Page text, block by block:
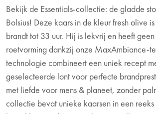
Bekijk de Essentials-collectie: de gladde
Bolsius! Deze kaars in de kleur fresh olive
brandt tot 33 uur. Hij is lekvrij en heeft
roetvorming dankzij onze MaxAmbiance-
technologie combineert een uniek recept
geselecteerde lont voor perfecte
met liefde voor mens & planeet, zonder
collectie bevat unieke kaarsen in een reeks